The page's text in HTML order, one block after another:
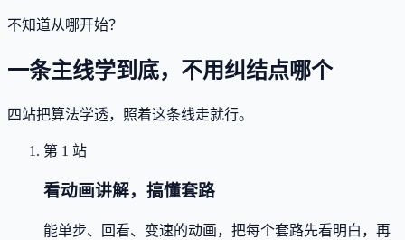
不知道从哪开始？
一条主线学到底，不用纠结点哪个
四站把算法学透，照着这条线走就行。
第 1 站
看动画讲解，搞懂套路
能单步、回看、变速的动画，把每个套路先看明白，再